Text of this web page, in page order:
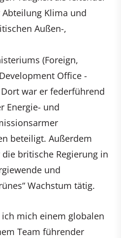
Klima und
Außen-,
(Foreign,
Office -
war er federführend
Energie- und
beteiligt. Außerdem
britische Regierung in
und
Wachstum tätig.
mich einem globalen
Team führender